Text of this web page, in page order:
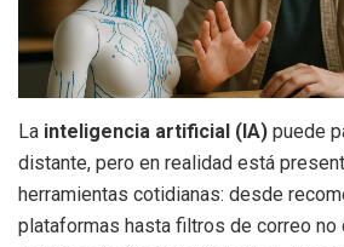
La inteligencia artificial (IA) puede
distante, pero en realidad está
herramientas cotidianas: desde
plataformas hasta filtros de correo